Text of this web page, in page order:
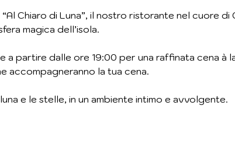
Chiaro di Luna”, il nostro ristorante nel cuore di
magica dell’isola.
a partire dalle ore 19:00 per una raffinata cena à
accompagneranno la tua cena.
e le stelle, in un ambiente intimo e avvolgente.